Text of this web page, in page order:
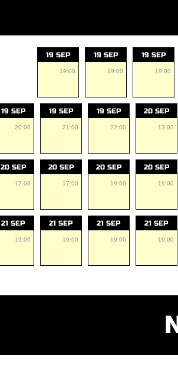
19 SEP
19:00
19 SEP
19:00
19 SEP
19:00
19 SEP
20:00
19 SEP
21:00
19 SEP
22:00
20 SEP
13:00
20 SEP
17:00
20 SEP
17:00
20 SEP
19:00
20 SEP
19:00
21 SEP
19:00
21 SEP
19:00
21 SEP
19:00
21 SEP
19:00